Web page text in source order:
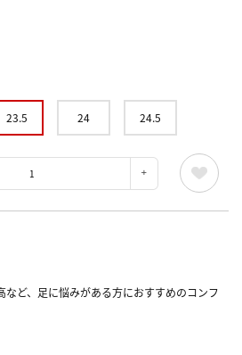
23.5 24 24.5
ど、足に悩みがある方におすすめのコンフ